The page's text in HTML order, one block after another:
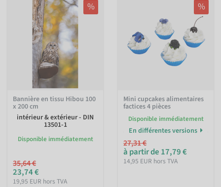
%
Bannière en tissu Hibou 100
x 200 cm
intérieur & extérieur - DIN
13501-1
Disponible immédiatement
35,64 €
23,74 €
19,95 EUR hors TVA
%
Mini cupcakes alimentaires
factices 4 pièces
Disponible immédiatement
En différentes versions
27,31 €
à partir de 17,79 €
14,95 EUR hors TVA